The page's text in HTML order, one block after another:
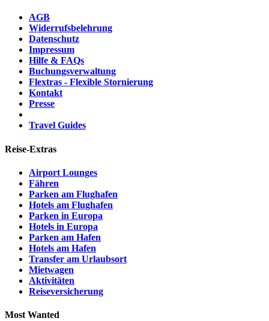
AGB
Widerrufsbelehrung
Datenschutz
Impressum
Hilfe & FAQs
Buchungsverwaltung
Flextras - Flexible Stornierung
Kontakt
Presse
Travel Guides
Reise-Extras
Airport Lounges
Fähren
Parken am Flughafen
Hotels am Flughafen
Parken in Europa
Hotels in Europa
Parken am Hafen
Hotels am Hafen
Transfer am Urlaubsort
Mietwagen
Aktivitäten
Reiseversicherung
Most Wanted